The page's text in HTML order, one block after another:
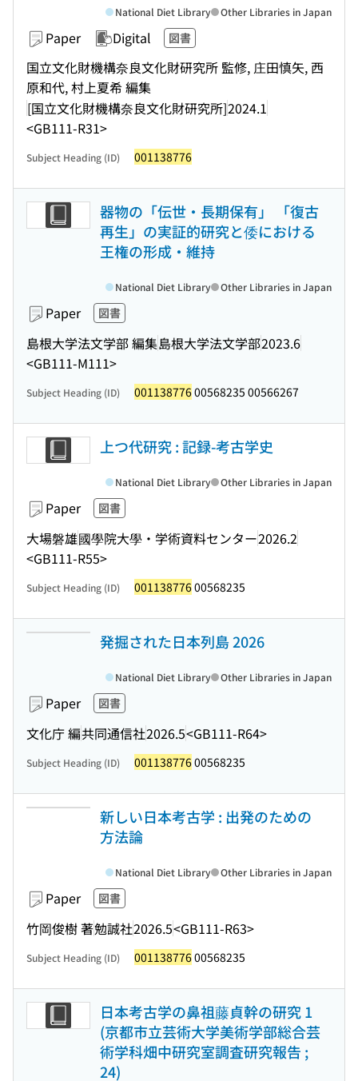
Paper Digital 図書
国立文化財機構奈良文化財研究所 監修, 庄田慎矢, 西
原和代, 村上夏希 編集
[国立文化財機構奈良文化財研究所]2024.1
<GB111-R31>
National Diet Library Other Libraries in Japan
Subject Heading (ID) 001138776
器物の「伝世・長期保有」 「復古
再生」の実証的研究と倭における
王権の形成・維持
Paper 図書
島根大学法文学部 編集島根大学法文学部2023.6
<GB111-M111>
National Diet Library Other Libraries in Japan
Subject Heading (ID) 00113877600568235 00566267
上つ代研究 : 記録-考古学史
Paper 図書
大場磐雄國學院大學・学術資料センター2026.2
<GB111-R55>
National Diet Library Other Libraries in Japan
Subject Heading (ID) 00113877600568235
発掘された日本列島 2026
Paper 図書
文化庁 編共同通信社2026.5<GB111-R64>
National Diet Library Other Libraries in Japan
Subject Heading (ID) 00113877600568235
新しい日本考古学 : 出発のための
方法論
Paper 図書
竹岡俊樹 著勉誠社2026.5<GB111-R63>
National Diet Library Other Libraries in Japan
Subject Heading (ID) 00113877600568235
日本考古学の鼻祖藤貞幹の研究 1
(京都市立芸術大学美術学部総合芸
術学科畑中研究室調査研究報告 ;
24)